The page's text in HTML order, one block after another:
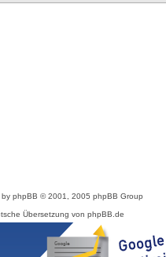
by phpBB © 2001, 2005 phpBB Group
Übersetzung von phpBB.de